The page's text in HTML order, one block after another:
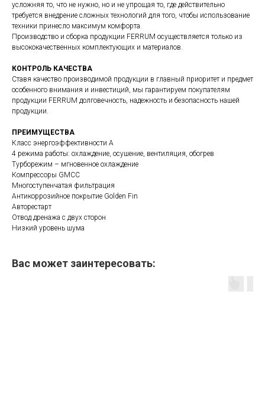
усложняя то, что не нужно, но и не упрощая то, где действительно
требуется внедрение сложных технологий для того, чтобы использование
техники принесло максимум комфорта.
Производство и сборка продукции FERRUM осуществляется только из
высококачественных комплектующих и материалов.
КОНТРОЛЬ КАЧЕСТВА
Ставя качество производимой продукции в главный приоритет и предмет
особенного внимания и инвестиций, мы гарантируем покупателям
продукции FERRUM долговечность, надежность и безопасность нашей
продукции.
ПРЕИМУЩЕСТВА
Класс энергоэффективности A
4 режима работы: охлаждение, осушение, вентиляция, обогрев
Турборежим – мгновенное охлаждение
Компрессоры GMCC
Многоступенчатая фильтрация
Антикоррозийное покрытие Golden Fin
Авторестарт
Отвод дренажа с двух сторон
Низкий уровень шума
Вас может заинтересовать: